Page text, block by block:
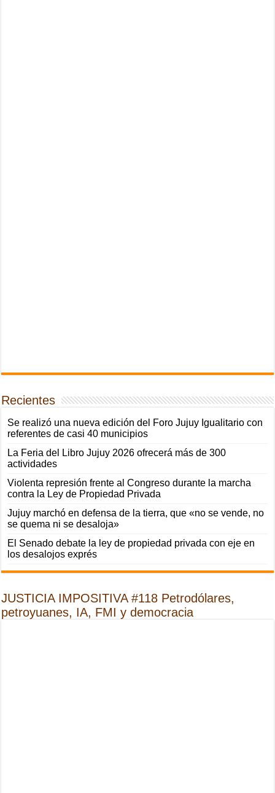
Recientes
Se realizó una nueva edición del Foro Jujuy Igualitario con
referentes de casi 40 municipios
La Feria del Libro Jujuy 2026 ofrecerá más de 300
actividades
Violenta represión frente al Congreso durante la marcha
contra la Ley de Propiedad Privada
Jujuy marchó en defensa de la tierra, que «no se vende, no
se quema ni se desaloja»
El Senado debate la ley de propiedad privada con eje en
los desalojos exprés
JUSTICIA IMPOSITIVA #118 Petrodólares,
petroyuanes, IA, FMI y democracia